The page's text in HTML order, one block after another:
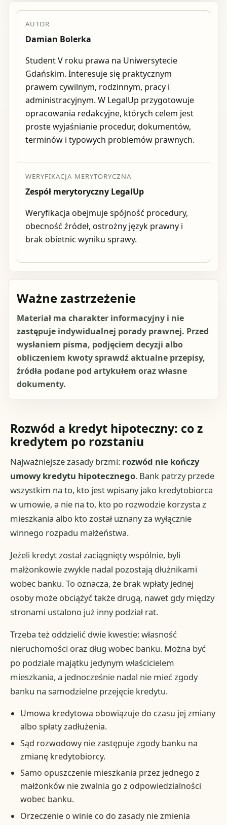
AUTOR
Damian Bolerka
Student V roku prawa na Uniwersytecie
Gdańskim. Interesuje się praktycznym
prawem cywilnym, rodzinnym, pracy i
administracyjnym. W LegalUp przygotowuje
opracowania redakcyjne, których celem jest
proste wyjaśnianie procedur, dokumentów,
terminów i typowych problemów prawnych.
WERYFIKACJA MERYTORYCZNA
Zespół merytoryczny LegalUp
Weryfikacja obejmuje spójność procedury,
obecność źródeł, ostrożny język prawny i
brak obietnic wyniku sprawy.
Ważne zastrzeżenie
Materiał ma charakter informacyjny i nie
zastępuje indywidualnej porady prawnej. Przed
wysłaniem pisma, podjęciem decyzji albo
obliczeniem kwoty sprawdź aktualne przepisy,
źródła podane pod artykułem oraz własne
dokumenty.
Rozwód a kredyt hipoteczny: co z
kredytem po rozstaniu
Najważniejsze zasady brzmi: rozwód nie kończy
umowy kredytu hipotecznego. Bank patrzy przede
wszystkim na to, kto jest wpisany jako kredytobiorca
w umowie, a nie na to, kto po rozwodzie korzysta z
mieszkania albo kto został uznany za wyłącznie
winnego rozpadu małżeństwa.
Jeżeli kredyt został zaciągnięty wspólnie, byli
małżonkowie zwykle nadal pozostają dłużnikami
wobec banku. To oznacza, że brak wpłaty jednej
osoby może obciążyć także drugą, nawet gdy między
stronami ustalono już inny podział rat.
Trzeba też oddzielić dwie kwestie: własność
nieruchomości oraz dług wobec banku. Można być
po podziale majątku jedynym właścicielem
mieszkania, a jednocześnie nadal nie mieć zgody
banku na samodzielne przejęcie kredytu.
Umowa kredytowa obowiązuje do czasu jej zmiany
albo spłaty zadłużenia.
Sąd rozwodowy nie zastępuje zgody banku na
zmianę kredytobiorcy.
Samo opuszczenie mieszkania przez jednego z
małżonków nie zwalnia go z odpowiedzialności
wobec banku.
Orzeczenie o winie co do zasady nie zmienia